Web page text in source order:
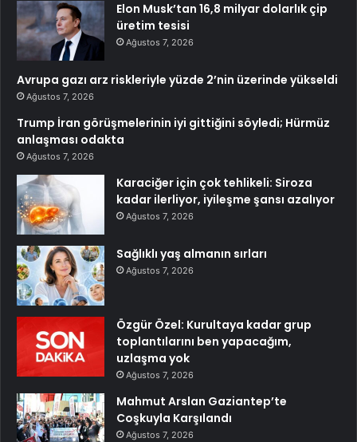
Elon Musk’tan 16,8 milyar dolarlık çip
üretim tesisi
Ağustos 7, 2026
Avrupa gazı arz riskleriyle yüzde 2’nin üzerinde yükseldi
Ağustos 7, 2026
Trump İran görüşmelerinin iyi gittiğini söyledi; Hürmüz
anlaşması odakta
Ağustos 7, 2026
Karaciğer için çok tehlikeli: Siroza
kadar ilerliyor, iyileşme şansı azalıyor
Ağustos 7, 2026
Sağlıklı yaş almanın sırları
Ağustos 7, 2026
Özgür Özel: Kurultaya kadar grup
toplantılarını ben yapacağım,
uzlaşma yok
Ağustos 7, 2026
Mahmut Arslan Gaziantep’te
Coşkuyla Karşılandı
Ağustos 7, 2026